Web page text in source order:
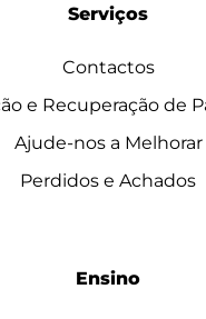
Serviços
Contactos
e Recuperação de
Ajude-nos a Melhorar
Perdidos e Achados
Ensino